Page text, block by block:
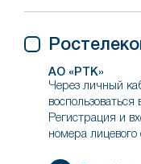
АО «РТК»
Через личный
Регистрация и
номера лицевого